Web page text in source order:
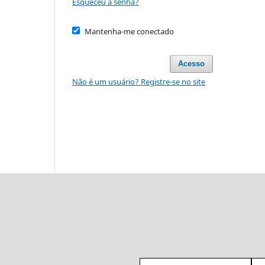
Mantenha-me conectado
Acesso
Não é um usuário? Registre-se no site